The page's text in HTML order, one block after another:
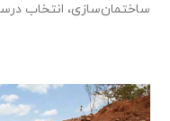
ساختمان‌سازی، انتخاب